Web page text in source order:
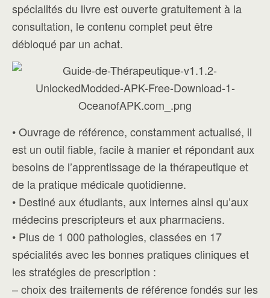
spécialités du livre est ouverte gratuitement à la
consultation, le contenu complet peut être
débloqué par un achat.
• Ouvrage de référence, constamment actualisé, il
est un outil fiable, facile à manier et répondant aux
besoins de l’apprentissage de la thérapeutique et
de la pratique médicale quotidienne.
• Destiné aux étudiants, aux internes ainsi qu’aux
médecins prescripteurs et aux pharmaciens.
• Plus de 1 000 pathologies, classées en 17
spécialités avec les bonnes pratiques cliniques et
les stratégies de prescription :
– choix des traitements de référence fondés sur les